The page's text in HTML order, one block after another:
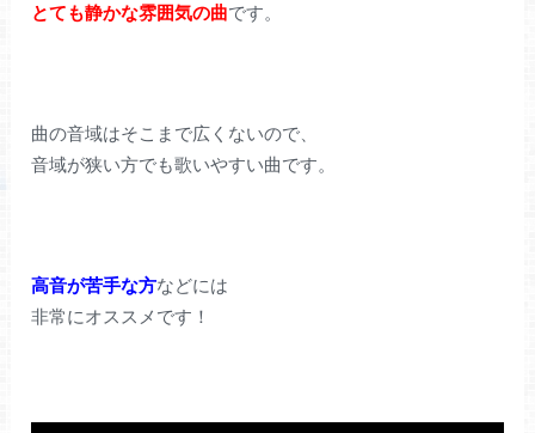
とても静かな雰囲気の曲です。
曲の音域はそこまで広くないので、
音域が狭い方でも歌いやすい曲です。
高音が苦手な方などには
非常にオススメです！